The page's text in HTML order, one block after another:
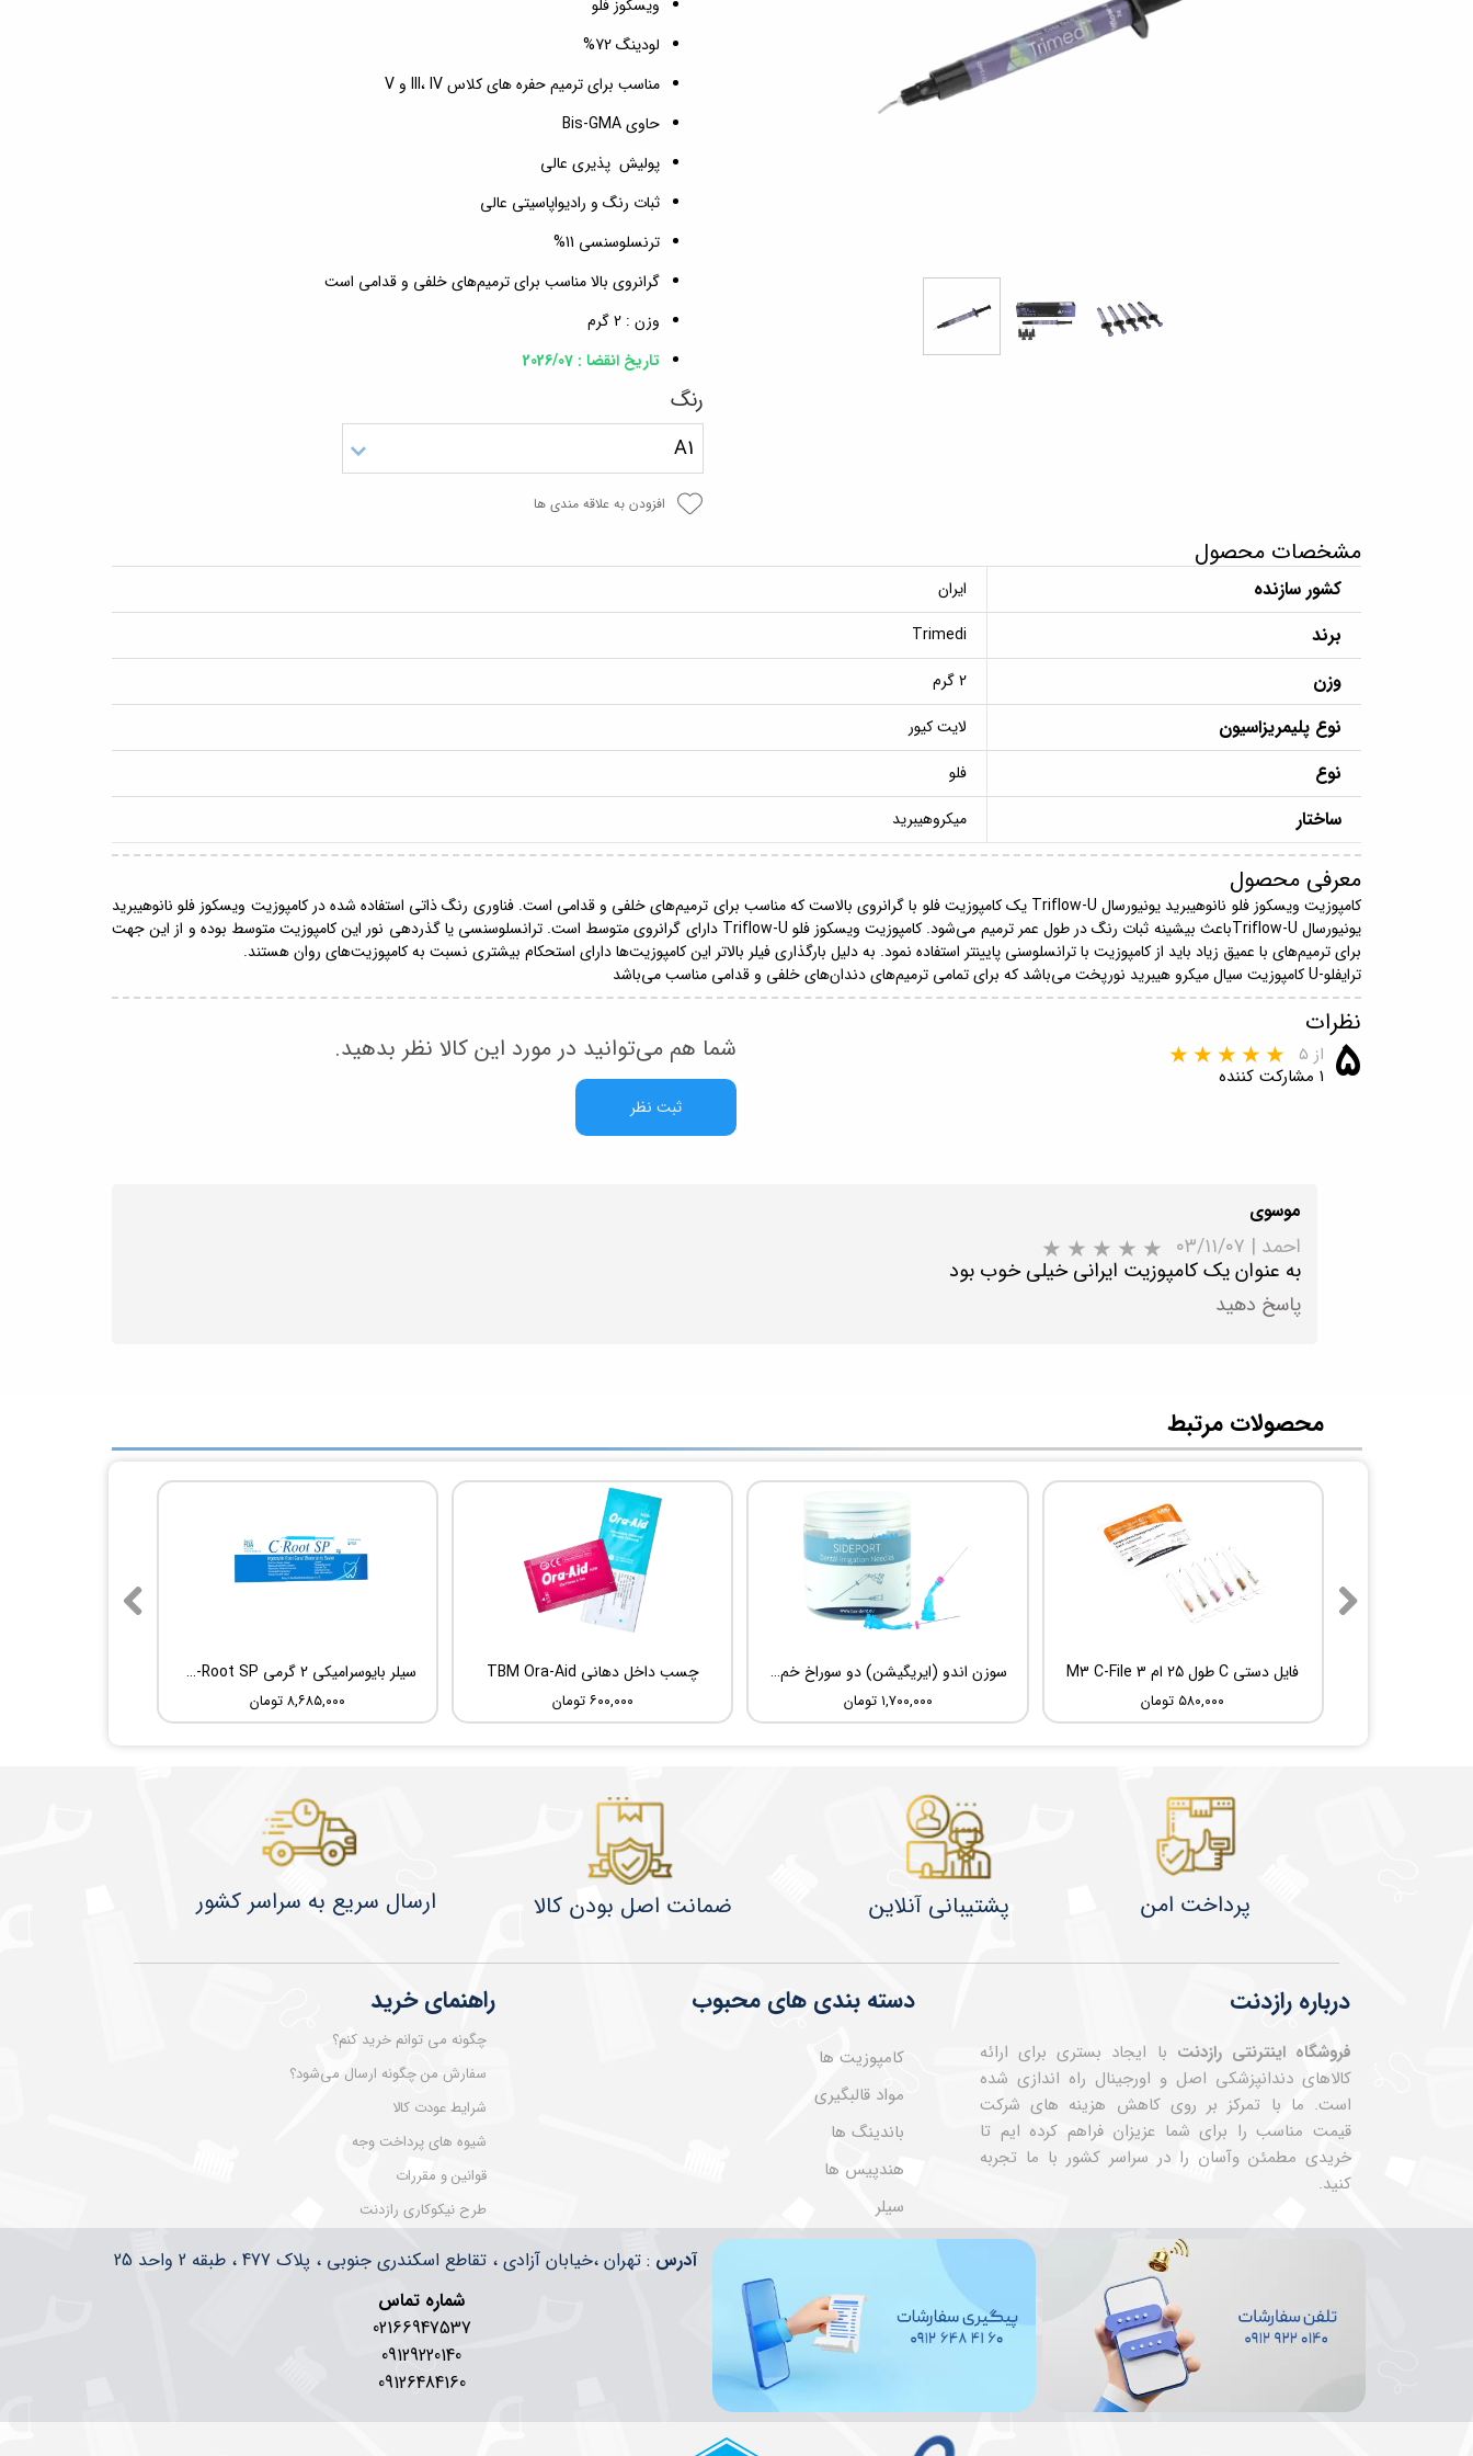
ویسکوز فلو
لودینگ 72%
مناسب برای ترمیم حفره های کلاس III، IV و V
حاوی Bis-GMA
پولیش پذیری عالی
ثبات رنگ و رادیواپاسیتی عالی
ترنسلوسنسی 11%
گرانروی بالا مناسب برای ترمیم‌های خلفی و قدامی است
وزن : 2 گرم
تاریخ انقضا : 2026/07
رنگ
A1
افزودن به علاقه مندی ها
مشخصات محصول
کشور سازنده ایران
برند Trimedi
وزن 2 گرم
نوع پلیمریزاسیون لایت کیور
نوع فلو
ساختار میکروهیبرید
معرفی محصول
کامپوزیت ویسکوز فلو نانوهیبرید یونیورسال Triflow-U یک کامپوزیت فلو با گرانروی بالاست که مناسب برای ترمیم‌های خلفی و قدامی است. فناوری رنگ ذاتی استفاده شده در کامپوزیت ویسکوز فلو نانوهیبرید
یونیورسال Triflow-Uباعث بیشینه ثبات رنگ در طول عمر ترمیم می‌شود. کامپوزیت ویسکوز فلو Triflow-U دارای گرانروی متوسط است. ترانسلوسنسی یا گذردهی نور این کامپوزیت متوسط بوده و از این جهت
برای ترمیم‌های با عمیق زیاد باید از کامپوزیت با ترانسلوسنی پایینتر استفاده نمود. به دلیل بارگذاری فیلر بالاتر این کامپوزیت‌ها دارای استحکام بیشتری نسبت به کامپوزیت‌های روان هستند.
ترایفلو-U کامپوزیت سیال میکرو هیبرید نورپخت می‌باشد که برای تمامی ترمیم‌های دندان‌های خلفی و قدامی مناسب می‌باشد
نظرات
۵ از ۵
۱ مشارکت کننده
شما هم می‌توانید در مورد این کالا نظر بدهید.
ثبت نظر
موسوی
احمد | ۰۳/۱۱/۰۷
به عنوان یک کامپوزیت ایرانی خیلی خوب بود
پاسخ دهید
سیلر بایوسرامیکی 2 گرمی Root Dental Medical C-Root SP
۸,۶۸۵,۰۰۰ تومان
چسب داخل دهانی TBM Ora-Aid
۶۰۰,۰۰۰ تومان
سوزن اندو (ایریگیشن) دو سوراخ خم شونده UDG Sideport
۱,۷۰۰,۰۰۰ تومان
فایل دستی C طول 25 ام 3 M3 C-File
۵۸۰,۰۰۰ تومان
​محصولات مرتبط
درباره رازدنت
فروشگاه اینترنتی رازدنت با ایجاد بستری برای ارائه
کالاهای دندانپزشکی اصل و اورجینال راه اندازی شده
است. ما با تمرکز بر روی کاهش هزینه های شرکت
قیمت مناسب را برای شما عزیزان فراهم کرده ایم تا
خریدی مطمئن وآسان را در سراسر کشور با ما تجربه
کنید.
راهنمای خرید
چگونه می توانم خرید کنم؟
سفارش من چگونه ارسال می‌شود؟
شرایط عودت کالا
شیوه های پرداخت وجه
قوانین و مقررات
طرح نیکوکاری رازدنت
دسته بندی های محبوب
کامپوزیت ها
مواد قالبگیری
باندینگ ها
هندپیس ها
سیلر
​​آدرس : تهران ،خیابان آزادی ، تقاطع اسکندری جنوبی ، پلاک 477 ، طبقه 2 واحد 25
شماره تماس
02166947537
09129220140
09126484160
​​​​ارسال سریع به سراسر کشور ضمانت اصل بودن کالا پشتیبانی آنلاین پرداخت امن